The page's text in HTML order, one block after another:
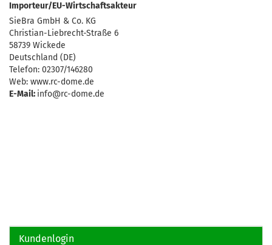
Importeur/EU-Wirtschaftsakteur
SieBra GmbH & Co. KG
Christian-Liebrecht-Straße 6
58739 Wickede
Deutschland (DE)
Telefon: 02307/146280
Web: www.rc-dome.de
E-Mail: info@rc-dome.de
Kundenlogin